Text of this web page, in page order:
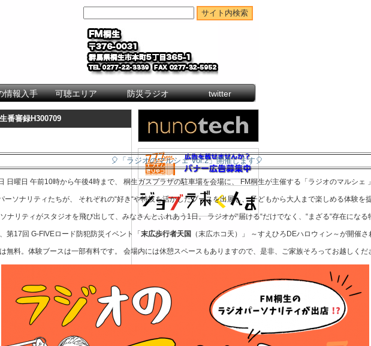
情報入手 可聴エリア 防災ラジオ twitter
番審録H300709
🎈「ラジオのマルシェ Vol.2」開催します🎈
日曜日 午前10時から午後4時まで、 桐生ガスプラザの駐車場を会場に、 FM桐生が主催する「ラジオのマルシェ
ーソナリティたちが、 それぞれの“好き“や特技を活かしたブースを出展し、 子どもから大人まで楽しめる体験を
ナリティがスタジオを飛び出して、みなさんとふれあう1日。 ラジオが“届ける“だけでなく、“まざる“存在にな
第17回 G-FIVEロード防犯防災イベント「 末広歩行者天国 （末広ホコ天）」 ～すえひろDEハロウィン～が開催
無料。体験ブースは一部有料です。 会場内には休憩スペースもありますので、是非、ご家族そろってお越しく